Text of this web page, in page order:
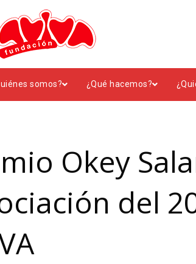
somos? ¿Qué hacemos?
Okey
del